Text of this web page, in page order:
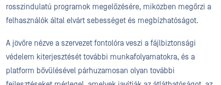
rosszindulatú programok megelőzésére, miközben megőrzi a
felhasználók által elvárt sebességet és megbízhatóságot.
A jövőre nézve a szervezet fontolóra veszi a fájlbiztonsági
védelem kiterjesztését további munkafolyamatokra, és a
platform bővülésével párhuzamosan olyan további